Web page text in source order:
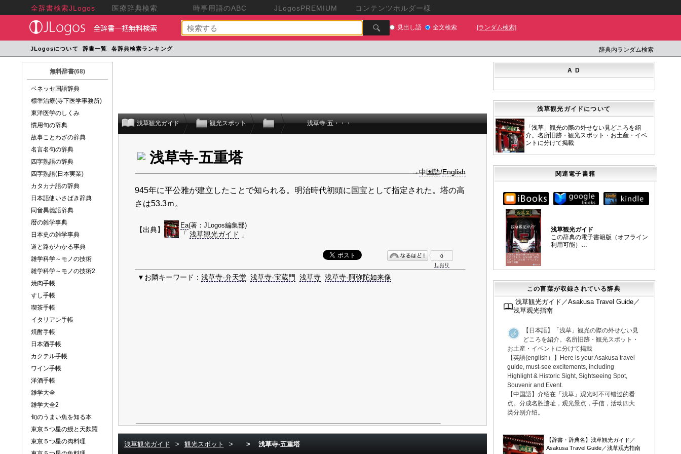
全辞書検索JLogos 医療辞典検索 時事用語のABC JLogosPREMIUM コンテンツホルダー様
見出し語 全文検索 [ランダム検索]
JLogosについて 辞書一覧 各辞典検索ランキング 辞典内ランダム検索
無料辞書(68)
ベネッセ国語辞典
標準治療(寺下医学事務所)
東洋医学のしくみ
慣用句の辞典
故事ことわざの辞典
名言名句の辞典
四字熟語の辞典
四字熟語(日本実業)
カタカナ語の辞典
日本語使いさばき辞典
同音異義語辞典
暦の雑学事典
日本史の雑学事典
道と路がわかる事典
雑学科学～モノの技術
雑学科学～モノの技術2
焼肉手帳
すし手帳
喫茶手帳
イタリアン手帳
焼酎手帳
日本酒手帳
カクテル手帳
ワイン手帳
洋酒手帳
雑学大全
雑学大全2
旬のうまい魚を知る本
東京５つ星の鰻と天麩羅
東京５つ星の肉料理
浅草観光ガイド 観光スポット 浅草寺-五・・・
浅草寺-五重塔
→中国語/English
945年に平公雅が建立したことで知られる。明治時代初頭に国宝として指定された。塔の高
さは53.3ｍ。
【出典】
Ea(著：JLogos編集部)
「 浅草観光ガイド 」
0
しおり
▼お隣キーワード： 浅草寺-弁天堂 浅草寺-宝蔵門 浅草寺 浅草寺-阿弥陀如来像
浅草観光ガイド > 観光スポット > > 浅草寺-五重塔
A D
浅草観光ガイドについて
「浅草」観光の際の外せない見どころを紹
介。名所旧跡・観光スポット・お土産・イベ
ントに分けて掲載
関連電子書籍
浅草観光ガイド
この辞典の電子書籍版（オフライン
利用可能）…
この言葉が収録されている辞典
浅草観光ガイド／Asakusa Travel Guide／
浅草观光指南
【日本語】「浅草」観光の際の外せない見
どころを紹介。名所旧跡・観光スポット・
お土産・イベントに分けて掲載
【英語(english）】Here is your Asakusa travel
guide, must-see excitements, including
Highlight & Historic Sight, Sightseeing Spot,
Souvenir and Event.
【中国語】介绍在「浅草」观光时不可错过的看
点。分成名胜遗址，观光景点，手信，活动四大
类分别介绍。
【辞書・辞典名】浅草観光ガイド／
Asakusa Travel Guide／浅草观光指南